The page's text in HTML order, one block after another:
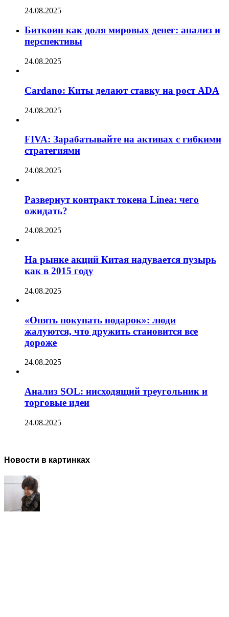
24.08.2025
Биткоин как доля мировых денег: анализ и
перспективы
24.08.2025
Cardano: Киты делают ставку на рост ADA
24.08.2025
FIVA: Зарабатывайте на активах с гибкими
стратегиями
24.08.2025
Развернут контракт токена Linea: чего
ожидать?
24.08.2025
На рынке акций Китая надувается пузырь
как в 2015 году
24.08.2025
«Опять покупать подарок»: люди
жалуются, что дружить становится все
дороже
24.08.2025
Анализ SOL: нисходящий треугольник и
торговые идеи
24.08.2025
Новости в картинках